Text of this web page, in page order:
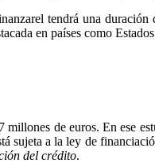
tendrá una duración
en países como
millones de euros. En ese
sujeta a la ley de
del crédito.